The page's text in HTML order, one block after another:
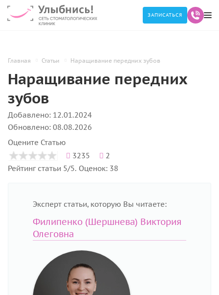
ЗАПИСАТЬСЯ
Главная Статьи Наращивание передних зубов
Наращивание передних
зубов
Добавлено: 12.01.2024
Обновлено: 08.08.2026
Оцените Статью
3235
2
Рейтинг статьи 5/5. Оценок: 38
Эксперт статьи, которую Вы читаете:
Филипенко (Шершнева) Виктория
Олеговна